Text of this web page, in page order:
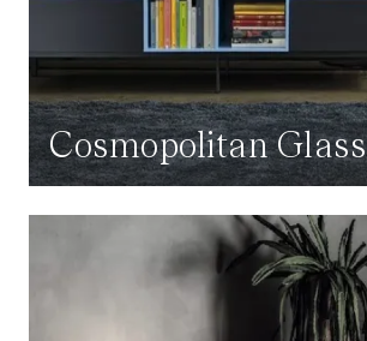
Cosmopolitan Glass